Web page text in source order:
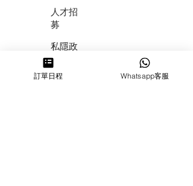
人才招
募
私隱政
策
​積分計
訂單日程 Whatsapp客服